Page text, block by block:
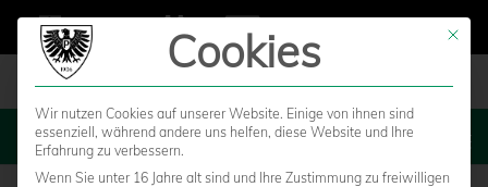
MENU
Mit
Cookies
Wir nutzen Cookies auf unserer Website. Einige von ihnen sind
essenziell, während andere uns helfen, diese Website und Ihre
Erfahrung zu verbessern.
Wenn Sie unter 16 Jahre alt sind und Ihre Zustimmung zu freiwilligen